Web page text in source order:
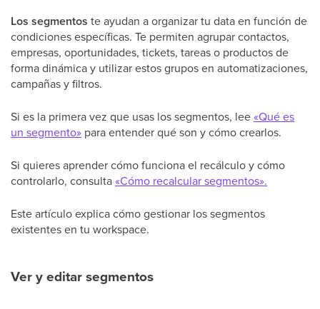
Los segmentos te ayudan a organizar tu data en función de
condiciones específicas. Te permiten agrupar contactos,
empresas, oportunidades, tickets, tareas o productos de
forma dinámica y utilizar estos grupos en automatizaciones,
campañas y filtros.
Si es la primera vez que usas los segmentos, lee«Qué es
un segmento» para entender qué son y cómo crearlos.
Si quieres aprender cómo funciona el recálculo y cómo
controlarlo, consulta«Cómo recalcular segmentos».
Este artículo explica cómo gestionar los segmentos
existentes en tu workspace.
Ver y editar segmentos